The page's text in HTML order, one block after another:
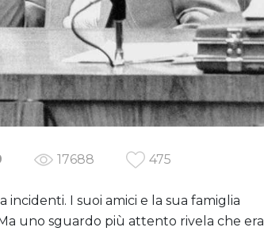
17688 475
I suoi amici e la sua famiglia
uno sguardo più attento rivela che era